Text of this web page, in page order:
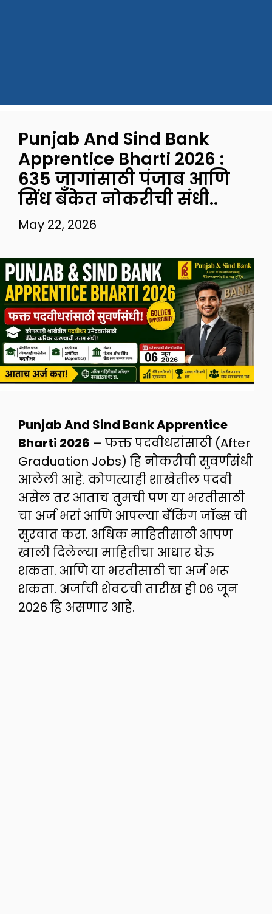
Punjab And Sind Bank
Apprentice Bharti 2026 :
635 जागांसाठी पंजाब आणि
सिंध बँकेत नोकरीची संधी..
May 22, 2026
Punjab And Sind Bank Apprentice
Bharti 2026 – फक्त पदवीधरांसाठी (After
Graduation Jobs) हि नोकरीची सुवर्णसंधी
आलेली आहे. कोणत्याही शाखेतील पदवी
असेल तर आताच तुमची पण या भरतीसाठी
चा अर्ज भरां आणि आपल्या बँकिंग जॉब्स ची
सुरवात करा. अधिक माहितीसाठी आपण
खाली दिलेल्या माहितीचा आधार घेऊ
शकता. आणि या भरतीसाठी चा अर्ज भरू
शकता. अर्जाची शेवटची तारीख ही 06 जून
2026 हि असणार आहे.